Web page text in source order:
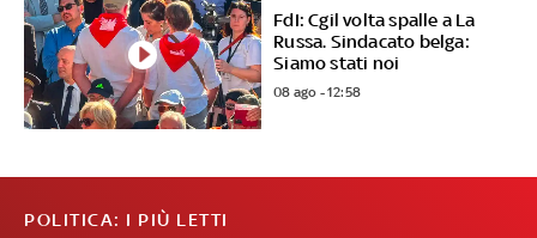
FdI: Cgil volta spalle a La
Russa. Sindacato belga:
Siamo stati noi
08 ago - 12:58
POLITICA: I PIÙ LETTI